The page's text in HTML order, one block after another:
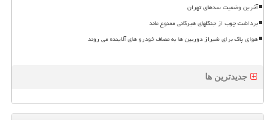
آخرین وضعیت سدهای تهران
برداشت چوب از جنگلهای هیرکانی ممنوع ماند
هوای پاک برای شیراز دوربین ها به مصاف خودرو های آلاینده می روند
جدیدترین ها